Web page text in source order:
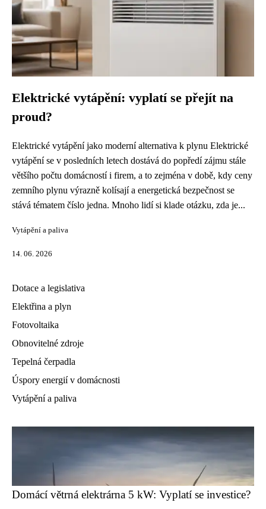
Elektrické vytápění: vyplatí se přejít na
proud?
Elektrické vytápění jako moderní alternativa k plynu Elektrické
vytápění se v posledních letech dostává do popředí zájmu stále
většího počtu domácností i firem, a to zejména v době, kdy ceny
zemního plynu výrazně kolísají a energetická bezpečnost se
stává tématem číslo jedna. Mnoho lidí si klade otázku, zda je...
Vytápění a paliva
14. 06. 2026
Dotace a legislativa
Elektřina a plyn
Fotovoltaika
Obnovitelné zdroje
Tepelná čerpadla
Úspory energií v domácnosti
Vytápění a paliva
Domácí větrná elektrárna 5 kW: Vyplatí se investice?